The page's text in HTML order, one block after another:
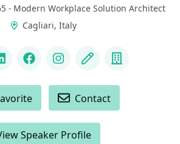
- Modern Workplace Solution Architect
Cagliari, Italy
LinkedInFacebookInstagram
Blog Company
Contact
Speaker Profile